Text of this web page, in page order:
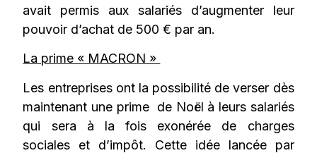
avait permis aux salariés d’augmenter leur
pouvoir d’achat de 500 € par an.
La prime « MACRON »
Les entreprises ont la possibilité de verser dès
maintenant une prime de Noël à leurs salariés
qui sera à la fois exonérée de charges
sociales et d’impôt. Cette idée lancée par